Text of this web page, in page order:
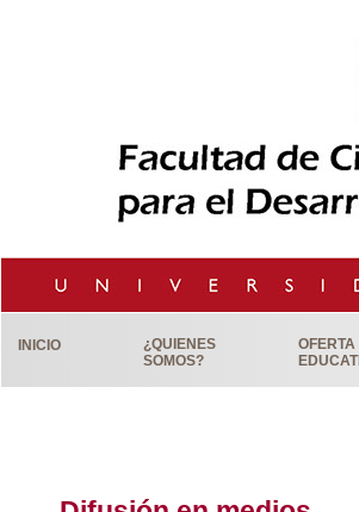
INICIO
¿QUIENES
SOMOS?
OFERTA